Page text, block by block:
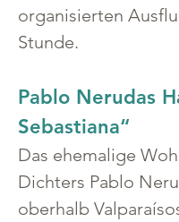
organisierten
Stunde.
Pablo Nerudas
Sebastiana“
Das ehemalige
Dichters Pablo
oberhalb